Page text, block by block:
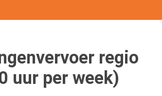
regio
uur per week)